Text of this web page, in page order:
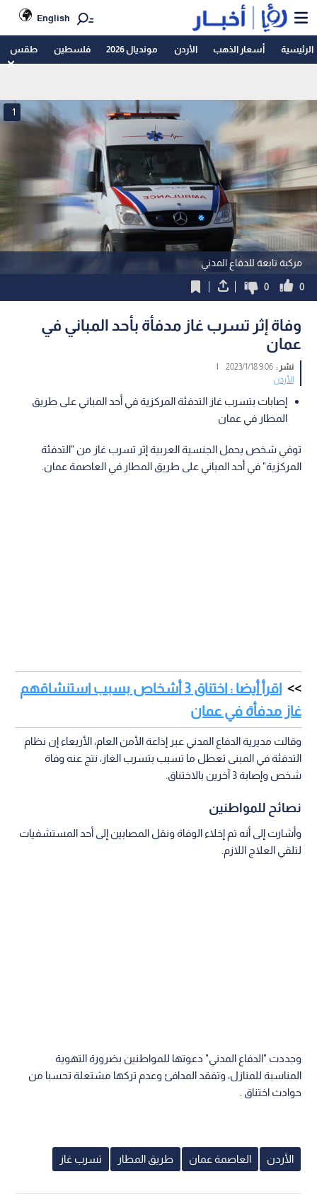
English
الرئيسية أسعار الذهب الأردن مونديال 2026 فلسطين طقس
مركبة تابعة للدفاع المدني
1
0
0
وفاة إثر تسرب غاز مدفأة بأحد المباني في
عمان
نشر :9:06 2023/1/18
|
الأردن
إصابات بتسرب غاز التدفئة المركزية في أحد المباني على طريق
المطار في عمان
توفي شخص يحمل الجنسية العربية إثر تسرب غاز من "التدفئة
المركزية" في أحد المباني على طريق المطار في العاصمة عمان.
اقرأ أيضا : اختناق 3 أشخاص بسبب استنشاقهم
غاز مدفأة في عمان
وقالت مديرية الدفاع المدني عبر إذاعة الأمن العام، الأربعاء إن نظام
التدفئة في المبنى تعطل ما تسبب بتسرب الغاز، نتج عنه وفاة
شخص وإصابة 3 آخرين بالاختناق.
نصائح للمواطنين
وأشارت إلى أنه تم إخلاء الوفاة ونقل المصابين إلى أحد المستشفيات
لتلقي العلاج اللازم.
وجددت "الدفاع المدني" دعوتها للمواطنين بضرورة التهوية
المناسبة للمنازل، وتفقد المدافئ وعدم تركها مشتعلة تحسبا من
حوادث اختناق .
الأردن العاصمة عمان طريق المطار تسرب غاز